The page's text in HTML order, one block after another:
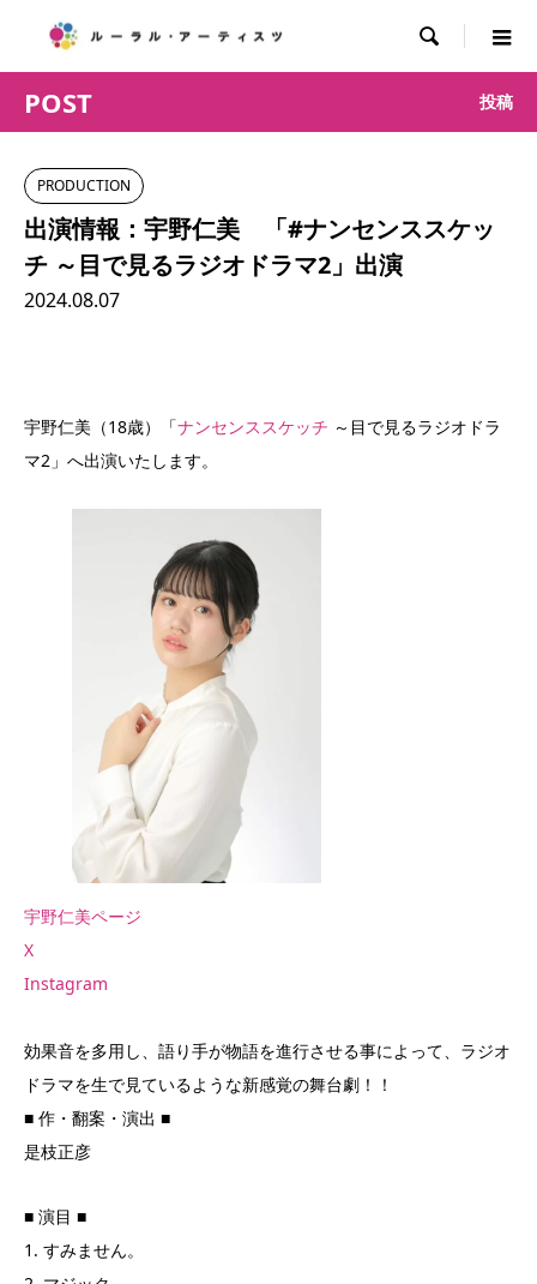

POST 投稿
PRODUCTION
出演情報：宇野仁美 「#ナンセンススケッ
チ ～目で見るラジオドラマ2」出演
2024.08.07
宇野仁美（18歳）「ナンセンススケッチ ～目で見るラジオドラ
マ2」へ出演いたします。
宇野仁美ページ
X
Instagram
効果音を多用し、語り手が物語を進行させる事によって、ラジオ
ドラマを生で見ているような新感覚の舞台劇！！
■ 作・翻案・演出 ■
是枝正彦
■ 演目 ■
1. すみません。